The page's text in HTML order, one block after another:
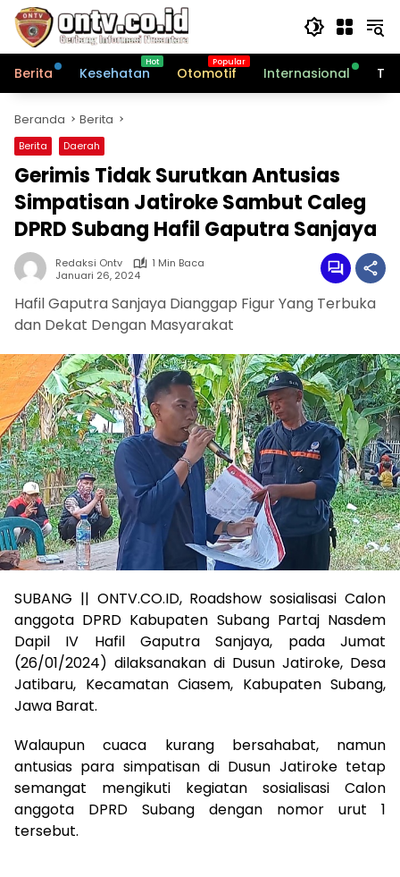
Langsung
konten
Berita
Kesehatan Otomotif Internasional
Beranda Berita
Berita Daerah
Gerimis Tidak Surutkan Antusias
Simpatisan Jatiroke Sambut Caleg
DPRD Subang Hafil Gaputra Sanjaya
Redaksi Ontv
1 Min Baca
Januari 26, 2024
Hafil Gaputra Sanjaya Dianggap Figur Yang Terbuka
dan Dekat Dengan Masyarakat
SUBANG || ONTV.CO.ID, Roadshow sosialisasi Calon
anggota DPRD Kabupaten Subang Partaj Nasdem
Dapil IV Hafil Gaputra Sanjaya, pada Jumat
(26/01/2024) dilaksanakan di Dusun Jatiroke, Desa
Jatibaru, Kecamatan Ciasem, Kabupaten Subang,
Jawa Barat.
Walaupun cuaca kurang bersahabat, namun
antusias para simpatisan di Dusun Jatiroke tetap
semangat mengikuti kegiatan sosialisasi Calon
anggota DPRD Subang dengan nomor urut 1
tersebut.